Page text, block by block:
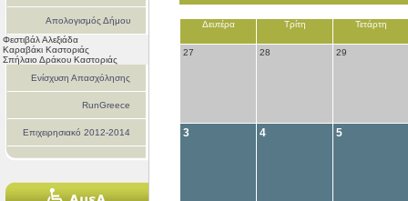
Απολογισμός Δήμου
Καστοριάς
Φεστιβάλ Αλεξιάδα
Καραβάκι Καστοριάς
Σπήλαιο Δράκου Καστοριάς
Ενίσχυση Απασχόλησης
RunGreece
Επιχειρησιακό 2012-2014
Δευτέρα Τρίτη Τετάρτη
27 28 29
3 4 5